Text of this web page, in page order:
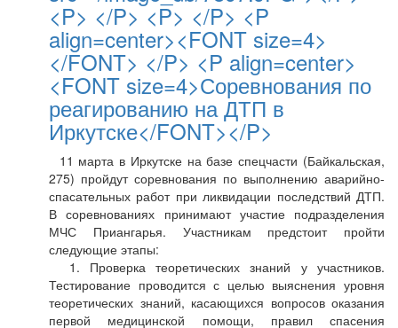
<P> </P> <P> </P> <P
align=center><FONT size=4>
</FONT> </P> <P align=center>
<FONT size=4>Соревнования по
реагированию на ДТП в
Иркутске</FONT></P>
11 марта в Иркутске на базе спецчасти (Байкальская,
275) пройдут соревнования по выполнению аварийно-
спасательных работ при ликвидации последствий ДТП.
В соревнованиях принимают участие подразделения
МЧС Приангарья. Участникам предстоит пройти
следующие этапы:
1. Проверка теоретических знаний у участников.
Тестирование проводится с целью выяснения уровня
теоретических знаний, касающихся вопросов оказания
первой медицинской помощи, правил спасения